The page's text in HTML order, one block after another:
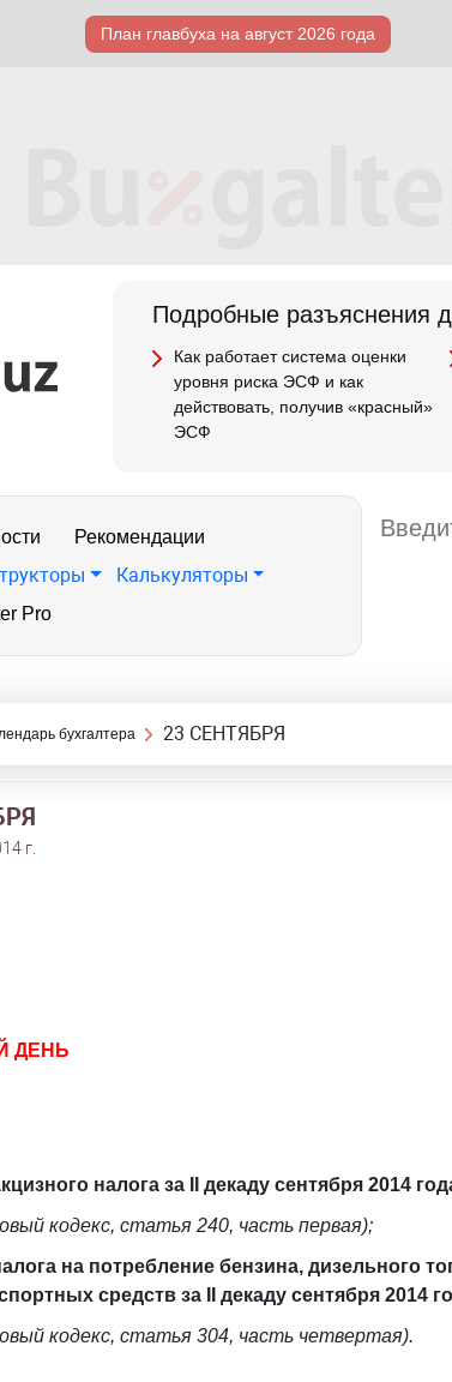
План главбуха на август 2026 года
Подробные разъяснения
Как работает система оценки
уровня риска ЭСФ и как
действовать, получив «красный»
ЭСФ
Рекомендации
Калькуляторы
Pro
бухгалтера 23 СЕНТЯБРЯ
г.
ДЕНЬ
налога за II декаду сентября 2014
кодекс, статья 240, часть первая);
на потребление бензина, дизельного
средств за II декаду сентября 2014
кодекс, статья 304, часть четвертая).